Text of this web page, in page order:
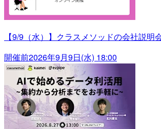
【9/9（水）】クラスメソッドの会社説明
開催前2026年9月9日(水) 18:00